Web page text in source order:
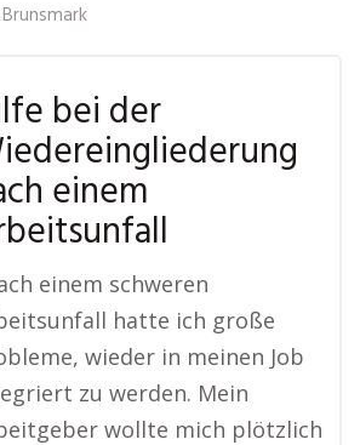
Brunsmark
bei der
einem
einem schweren
hatte ich große
wieder in meinen Job
zu werden. Mein
wollte mich plötzlich